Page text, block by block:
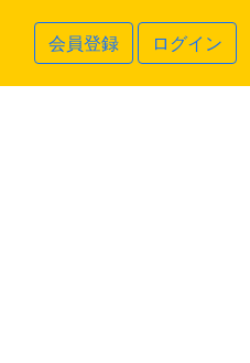
会員登録 ログイン